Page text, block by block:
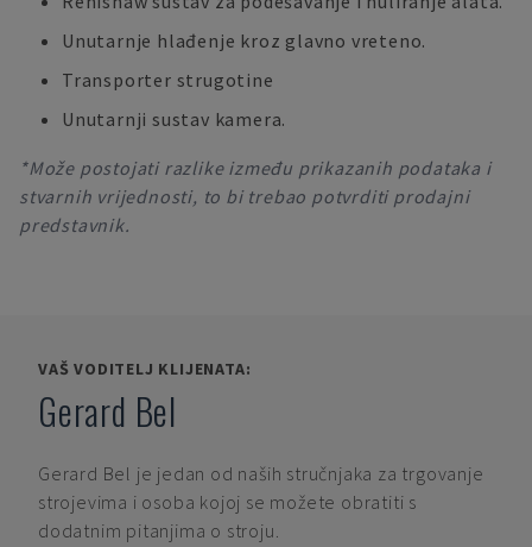
Unutarnje hlađenje kroz glavno vreteno.
Transporter strugotine
Unutarnji sustav kamera.
*Može postojati razlike između prikazanih podataka i
stvarnih vrijednosti, to bi trebao potvrditi prodajni
predstavnik.
VAŠ VODITELJ KLIJENATA:
Gerard Bel
Gerard Bel je jedan od naših stručnjaka za trgovanje
strojevima i osoba kojoj se možete obratiti s
dodatnim pitanjima o stroju.